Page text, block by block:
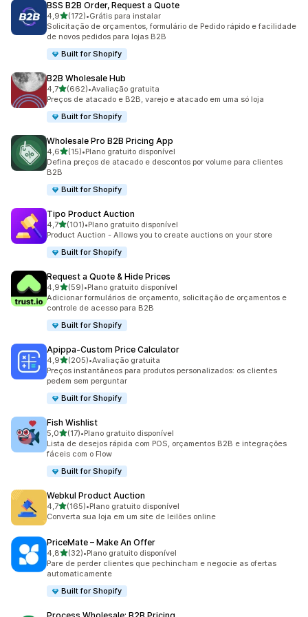
BSS B2B Order, Request a Quote
4,9de 5 estrelas
(172)
172 avaliações ao todo
•Grátis para instalar
Solicitação de orçamentos, formulário de Pedido rápido e facilidade
de novos pedidos para lojas B2B
Built for Shopify
B2B Wholesale Hub
4,7de 5 estrelas
(662)
662 avaliações ao todo
•Avaliação gratuita
Preços de atacado e B2B, varejo e atacado em uma só loja
Built for Shopify
Wholesale Pro B2B Pricing App
4,6de 5 estrelas
(15)
15 avaliações ao todo
•Plano gratuito disponível
Defina preços de atacado e descontos por volume para clientes
B2B
Built for Shopify
Tipo Product Auction
4,7de 5 estrelas
(101)
101 avaliações ao todo
•Plano gratuito disponível
Product Auction - Allows you to create auctions on your store
Built for Shopify
Request a Quote & Hide Prices
4,9de 5 estrelas
(59)
59 avaliações ao todo
•Plano gratuito disponível
Adicionar formulários de orçamento, solicitação de orçamentos e
controle de acesso para B2B
Built for Shopify
Apippa‑Custom Price Calculator
4,9de 5 estrelas
(205)
205 avaliações ao todo
•Avaliação gratuita
Preços instantâneos para produtos personalizados: os clientes
pedem sem perguntar
Built for Shopify
Fish Wishlist
5,0de 5 estrelas
(17)
17 avaliações ao todo
•Plano gratuito disponível
Lista de desejos rápida com POS, orçamentos B2B e integrações
fáceis com o Flow
Built for Shopify
Webkul Product Auction
4,7de 5 estrelas
(165)
165 avaliações ao todo
•Plano gratuito disponível
Converta sua loja em um site de leilões online
PriceMate – Make An Offer
4,8de 5 estrelas
(32)
32 avaliações ao todo
•Plano gratuito disponível
Pare de perder clientes que pechincham e negocie as ofertas
automaticamente
Built for Shopify